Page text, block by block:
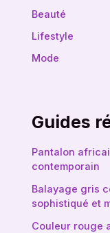
Beauté
Lifestyle
Mode
Guides
Pantalon
contemporain
Balayage gris
sophistiqué et
Couleur rouge